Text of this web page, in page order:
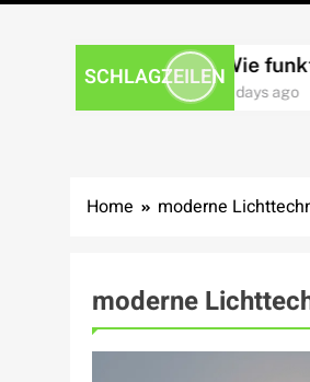
SCHLAGZEILEN
Wie
4 days ago
Home moderne
moderne